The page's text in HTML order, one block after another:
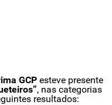
GCP esteve presente
, nas categorias
resultados: